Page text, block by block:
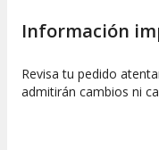
Información
Revisa tu pedido
admitirán cambios ni